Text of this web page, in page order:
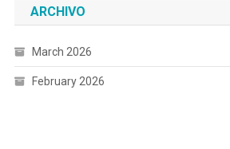
ARCHIVO
March 2026
February 2026